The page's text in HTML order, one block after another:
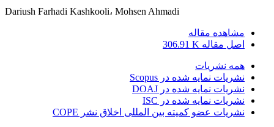
Dariush Farhadi Kashkooli، Mohsen Ahmadi
مشاهده مقاله
اصل مقاله 306.91 K
همه نشریات
نشریات نمایه شده در Scopus
نشریات نمایه شده در DOAJ
نشریات نمایه شده در ISC
نشریات عضو کمیته بین المللی اخلاق نشر COPE